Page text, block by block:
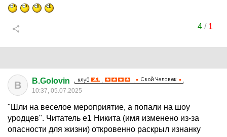
4/ 1
B B.Golovin
10:37, 05.07.2025
"Шли на веселое мероприятие, а попали на шоу
уродцев". Читатель е1 Никита (имя изменено из-за
опасности для жизни) откровенно раскрыл изнанку